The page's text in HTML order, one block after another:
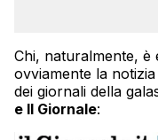
Chi, naturalmente, è
ovviamente la
dei giornali della
e Il Giornale: